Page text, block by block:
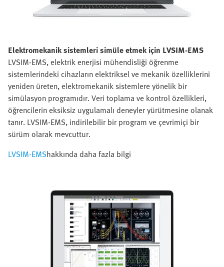
Elektromekanik sistemleri simüle etmek için LVSIM-EMS
LVSIM-EMS, elektrik enerjisi mühendisliği öğrenme
sistemlerindeki cihazların elektriksel ve mekanik özelliklerini
yeniden üreten, elektromekanik sistemlere yönelik bir
simülasyon programıdır. Veri toplama ve kontrol özellikleri,
öğrencilerin eksiksiz uygulamalı deneyler yürütmesine olanak
tanır. LVSIM-EMS, indirilebilir bir program ve çevrimiçi bir
sürüm olarak mevcuttur.
LVSIM-EMShakkında daha fazla bilgi